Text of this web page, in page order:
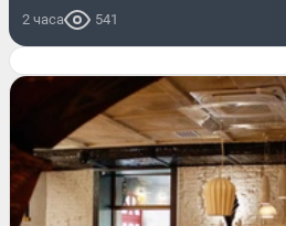
2 часа 541